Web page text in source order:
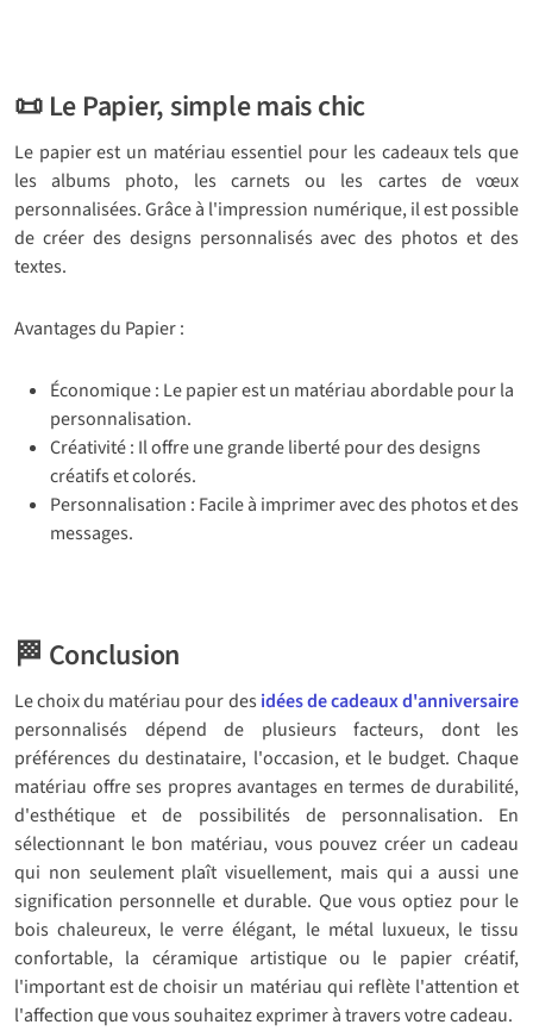
📜 Le Papier, simple mais chic
Le papier est un matériau essentiel pour les cadeaux tels que
les albums photo, les carnets ou les cartes de vœux
personnalisées. Grâce à l'impression numérique, il est possible
de créer des designs personnalisés avec des photos et des
textes.
Avantages du Papier :
Économique : Le papier est un matériau abordable pour la
personnalisation.
Créativité : Il offre une grande liberté pour des designs
créatifs et colorés.
Personnalisation : Facile à imprimer avec des photos et des
messages.
🏁 Conclusion
Le choix du matériau pour des idées de cadeaux d'anniversaire
personnalisés dépend de plusieurs facteurs, dont les
préférences du destinataire, l'occasion, et le budget. Chaque
matériau offre ses propres avantages en termes de durabilité,
d'esthétique et de possibilités de personnalisation. En
sélectionnant le bon matériau, vous pouvez créer un cadeau
qui non seulement plaît visuellement, mais qui a aussi une
signification personnelle et durable. Que vous optiez pour le
bois chaleureux, le verre élégant, le métal luxueux, le tissu
confortable, la céramique artistique ou le papier créatif,
l'important est de choisir un matériau qui reflète l'attention et
l'affection que vous souhaitez exprimer à travers votre cadeau.